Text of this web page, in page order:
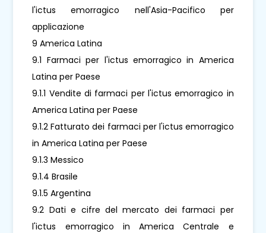
l'ictus emorragico nell'Asia-Pacifico per
applicazione
9 America Latina
9.1 Farmaci per l'ictus emorragico in America
Latina per Paese
9.1.1 Vendite di farmaci per l'ictus emorragico in
America Latina per Paese
9.1.2 Fatturato dei farmaci per l'ictus emorragico
in America Latina per Paese
9.1.3 Messico
9.1.4 Brasile
9.1.5 Argentina
9.2 Dati e cifre del mercato dei farmaci per
l'ictus emorragico in America Centrale e